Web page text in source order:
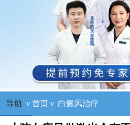
导航 ν 首页ν 白癜风治疗